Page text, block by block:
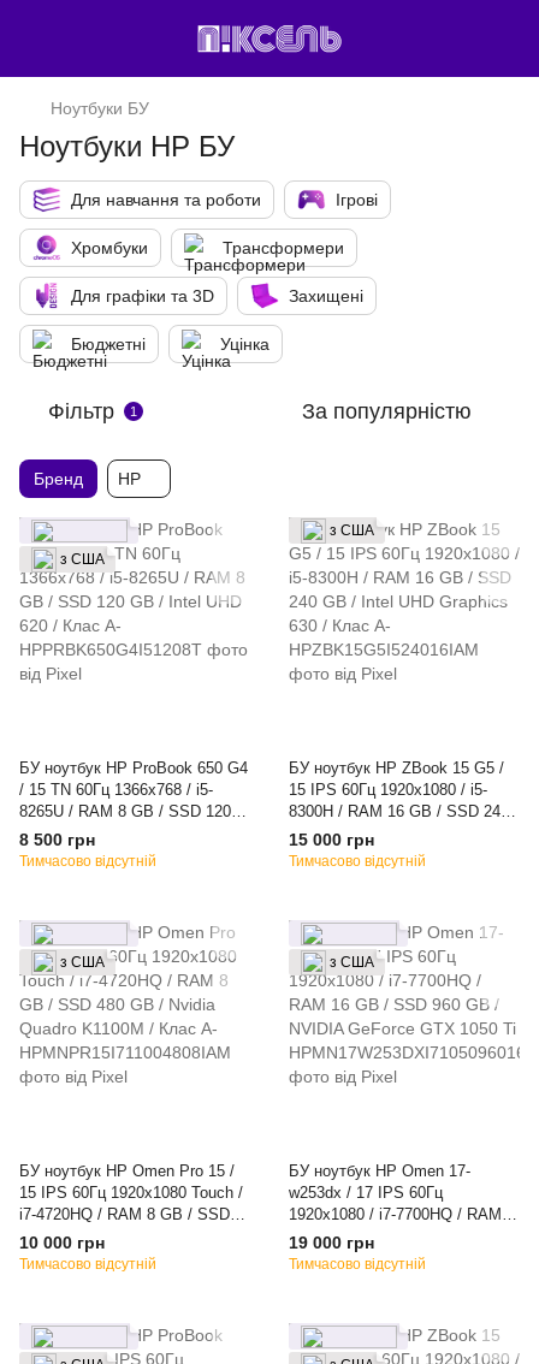
Ноутбуки БУ
Ноутбуки HP БУ
Для навчання та роботи Ігрові
Хромбуки Трансформери
Для графіки та 3D Захищені
Бюджетні Уцінка
Фільтр 1 За популярністю
Бренд HP
з США
БУ ноутбук HP ProBook 650 G4
/ 15 TN 60Гц 1366x768 / i5-
8265U / RAM 8 GB / SSD 120
GB / Intel UHD 620 / Клас A-
8 500 грн
Тимчасово відсутній
з США
БУ ноутбук HP ZBook 15 G5 /
15 IPS 60Гц 1920x1080 / i5-
8300H / RAM 16 GB / SSD 240
GB / Intel UHD Graphics 630 /
Клас A-
15 000 грн
Тимчасово відсутній
з США
БУ ноутбук HP Omen Pro 15 /
15 IPS 60Гц 1920x1080 Touch /
i7-4720HQ / RAM 8 GB / SSD
480 GB / Nvidia Quadro K1100M
/ Клас A-
10 000 грн
Тимчасово відсутній
з США
БУ ноутбук HP Omen 17-
w253dx / 17 IPS 60Гц
1920x1080 / i7-7700HQ / RAM
16 GB / SSD 960 GB / NVIDIA
GeForce GTX 1050 Ti
19 000 грн
Тимчасово відсутній